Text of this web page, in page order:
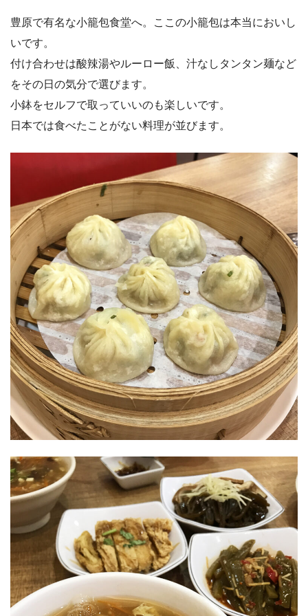
豊原で有名な小籠包食堂へ。ここの小籠包は本当においし
いです。
付け合わせは酸辣湯やルーロー飯、汁なしタンタン麺など
をその日の気分で選びます。
小鉢をセルフで取っていいのも楽しいです。
日本では食べたことがない料理が並びます。